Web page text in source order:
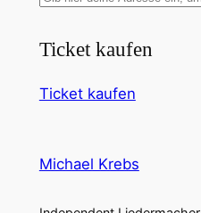
Ticket kaufen
Ticket kaufen
Michael Krebs